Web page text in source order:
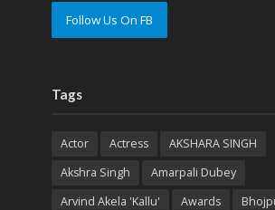
Follow Us On FB
Tags
Actor Actress
AKSHARA SINGH
Akshra Singh
Amarpali Dubey
Arvind Akela 'Kallu'
Awards